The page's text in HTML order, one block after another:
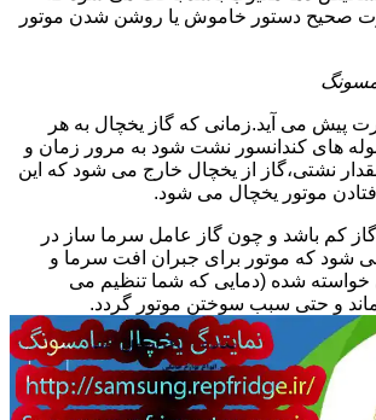
صحیح دستور خاموش یا روشن شدن موتور
پیش می آید.زمانی که گاز یخچال به هر
لوله های کندانسور نشت شود به مرور زمان و
نشتی،گاز از یخچال خارج می شود که این
موتور یخچال می شود.
گاز کم باشد و چون گاز عامل سرما ساز در
شود که موتور برای جبران افت سرما و
خواسته شده (دمایی که شما تنظیم می
و حتی سبب سوختن موتور گردد.